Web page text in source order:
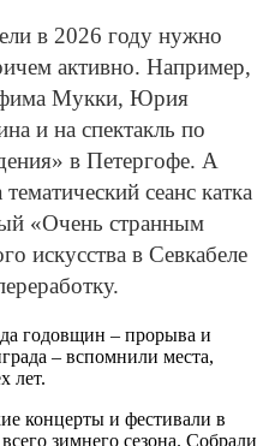
в 2026 году нужно
активно. Например,
Мукки, Юрия
и на спектакль по
в Петергофе. А
сеанс катка
«Очень странным
искусства в Севкабеле
годовщин – прорыва и
– вспомнили места,
лет.
концерты и фестивали в
зимнего сезона. Собрали